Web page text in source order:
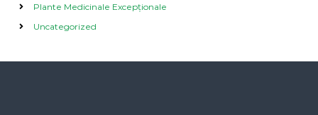
Plante Medicinale Excepționale
Uncategorized